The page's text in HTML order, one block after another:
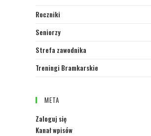
Roczniki
Seniorzy
Strefa zawodnika
Treningi Bramkarskie
META
Zaloguj się
Kanał wpisów